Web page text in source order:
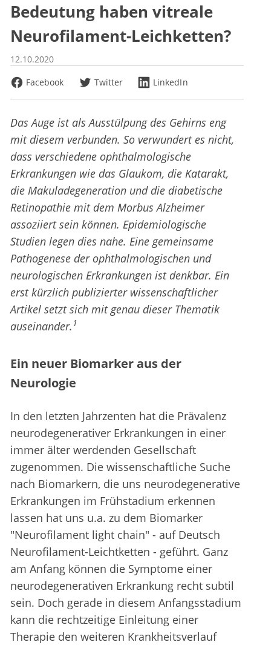
Bedeutung haben vitreale
Neurofilament-Leichketten?
12.10.2020
Facebook
Twitter LinkedIn
Das Auge ist als Ausstülpung des Gehirns eng
mit diesem verbunden. So verwundert es nicht,
dass verschiedene ophthalmologische
Erkrankungen wie das Glaukom, die Katarakt,
die Makuladegeneration und die diabetische
Retinopathie mit dem Morbus Alzheimer
assoziiert sein können. Epidemiologische
Studien legen dies nahe. Eine gemeinsame
Pathogenese der ophthalmologischen und
neurologischen Erkrankungen ist denkbar. Ein
erst kürzlich publizierter wissenschaftlicher
Artikel setzt sich mit genau dieser Thematik
auseinander. 1
Ein neuer Biomarker aus der
Neurologie
In den letzten Jahrzenten hat die Prävalenz
neurodegenerativer Erkrankungen in einer
immer älter werdenden Gesellschaft
zugenommen. Die wissenschaftliche Suche
nach Biomarkern, die uns neurodegenerative
Erkrankungen im Frühstadium erkennen
lassen hat uns u.a. zu dem Biomarker
"Neurofilament light chain" - auf Deutsch
Neurofilament-Leichtketten - geführt. Ganz
am Anfang können die Symptome einer
neurodegenerativen Erkrankung recht subtil
sein. Doch gerade in diesem Anfangsstadium
kann die rechtzeitige Einleitung einer
Therapie den weiteren Krankheitsverlauf